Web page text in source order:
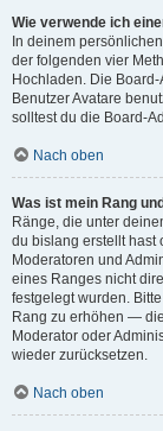
Wie verwende ich
In deinem
der folgenden vier
Hochladen. Die
Benutzer Avatare
solltest du die Board-
Nach oben
Was ist mein Rang
Ränge, die unter
du bislang erstellt hast
Moderatoren und
eines Ranges nicht
festgelegt wurden.
Rang zu erhöhen —
Moderator oder
wieder zurücksetzen.
Nach oben